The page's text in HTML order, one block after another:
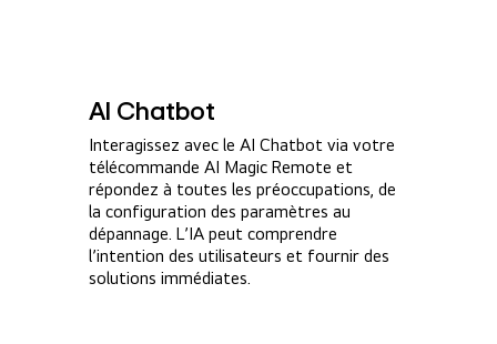
AI Chatbot
Interagissez avec le AI Chatbot via votre
télécommande AI Magic Remote et
répondez à toutes les préoccupations, de
la configuration des paramètres au
dépannage. L’IA peut comprendre
l’intention des utilisateurs et fournir des
solutions immédiates.